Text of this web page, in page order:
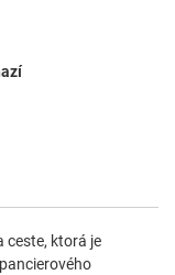
ceste, ktorá je